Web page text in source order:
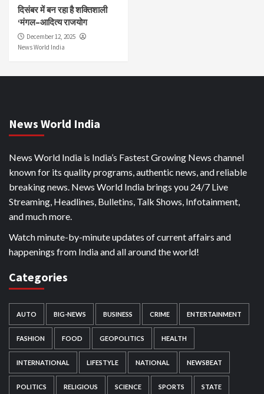
दिसंबर में बन रहा है शक्तिशाली
‘मंगल–आदित्य राजयोग
December 12, 2025
News World India
News World India
News World India is India’s Fastest Growing News channel
known for its quality programs, authentic news, and reliable
breaking news. News World India brings you 24/7 Live
Streaming, Headlines, Bulletins, Talk Shows, Infotainment,
and much more.
Watch minute-by-minute updates of current affairs and
happenings from India and all around the world!
Categories
AUTO BIG-NEWS BUSINESS CRIME ENTERTAINMENT
FASHION FOOD GEOPOLITICS HEALTH
INTERNATIONAL LIFESTYLE NATIONAL NEWSBEAT
POLITICS RELIGIOUS SCIENCE SPORTS STATE